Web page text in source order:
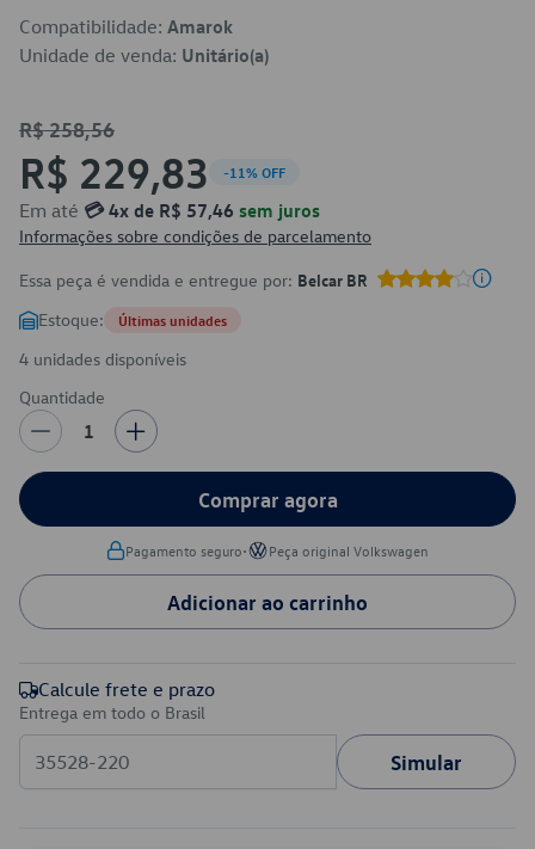
Compatibilidade: Amarok
Unidade de venda: Unitário(a)
R$ 258,56
R$ 229,83 -11% OFF
Em até 💳 4x de R$ 57,46 sem juros
Informações sobre condições de parcelamento
Essa peça é vendida e entregue por: Belcar BR
Estoque: Últimas unidades
4 unidades disponíveis
Quantidade
1
Comprar agora
Pagamento seguro• Peça original Volkswagen
Adicionar ao carrinho
Calcule frete e prazo
Entrega em todo o Brasil
Simular